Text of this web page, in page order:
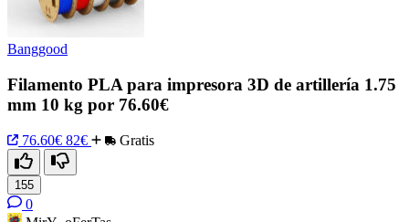
Banggood
Filamento PLA para impresora 3D de artillería 1.75
mm 10 kg por 76.60€
76.60€ 82€ Gratis
155
0